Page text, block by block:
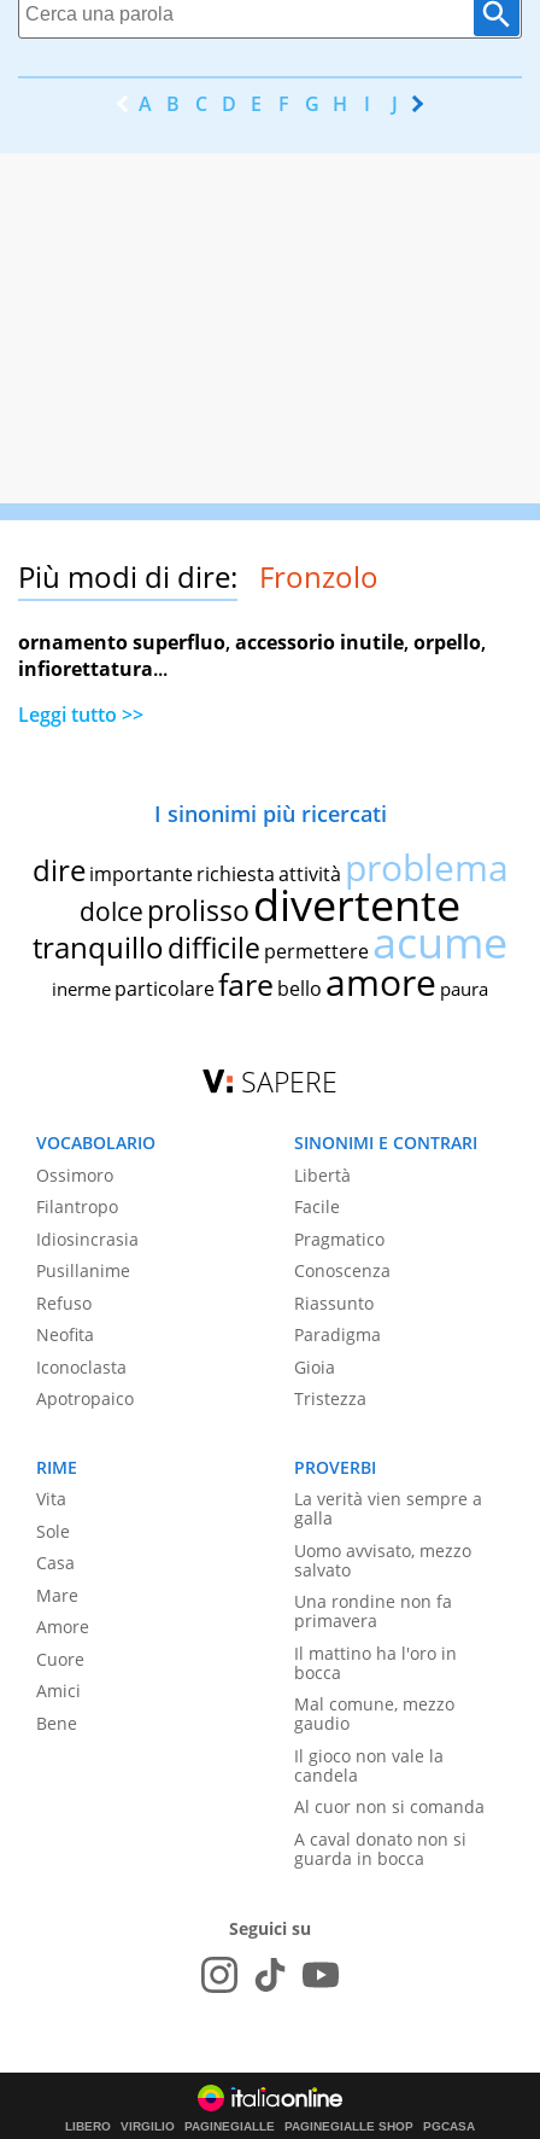
A B C D E F G H I J K
Più modi di dire: Fronzolo
ornamento superfluo,accessorio inutile,orpello,
infiorettatura...
Leggi tutto >>
I sinonimi più ricercati
dire importante richiestaattività problema
dolce prolissodivertente
tranquillodifficile permettereacume
inerme particolarefare bello amore paura
SAPERE
VOCABOLARIO
Ossimoro
Filantropo
Idiosincrasia
Pusillanime
Refuso
Neofita
Iconoclasta
Apotropaico
SINONIMI E CONTRARI
Libertà
Facile
Pragmatico
Conoscenza
Riassunto
Paradigma
Gioia
Tristezza
RIME
Vita
Sole
Casa
Mare
Amore
Cuore
Amici
Bene
PROVERBI
La verità vien sempre a
galla
Uomo avvisato, mezzo
salvato
Una rondine non fa
primavera
Il mattino ha l'oro in
bocca
Mal comune, mezzo
gaudio
Il gioco non vale la
candela
Al cuor non si comanda
A caval donato non si
guarda in bocca
Seguici su
LIBERO VIRGILIO PAGINEGIALLE PAGINEGIALLE SHOP PGCASA